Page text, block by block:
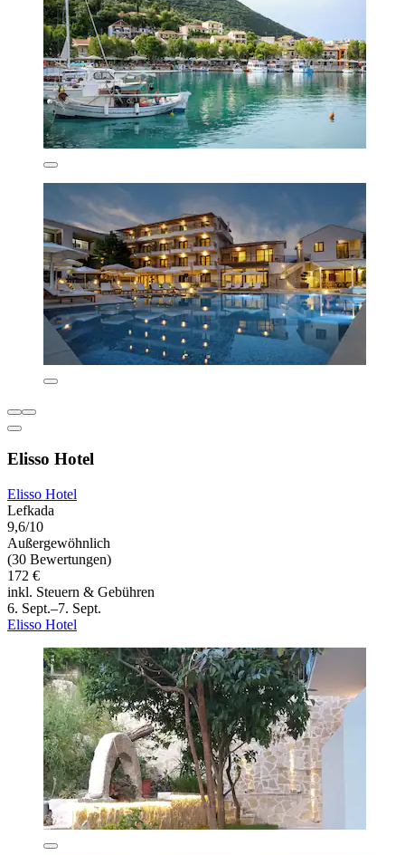
Elisso Hotel
Elisso Hotel
Lefkada
9,6/10
Außergewöhnlich
(30 Bewertungen)
172 €
inkl. Steuern & Gebühren
6. Sept.–7. Sept.
Elisso Hotel